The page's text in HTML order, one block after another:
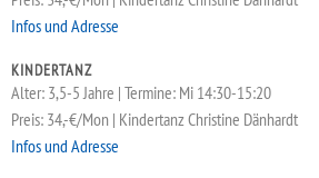
Infos und Adresse
KINDERTANZ
Alter: 3,5-5 Jahre | Termine: Mi 14:30-15:20
Preis: 34,-€/Mon | Kindertanz Christine Dänhardt
Infos und Adresse